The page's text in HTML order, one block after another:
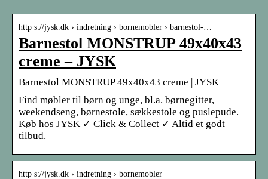
http s://jysk.dk › indretning › bornemobler › barnestol-…
Barnestol MONSTRUP 49x40x43
creme – JYSK
Barnestol MONSTRUP 49x40x43 creme | JYSK
Find møbler til børn og unge, bl.a. børnegitter,
weekendseng, børnestole, sækkestole og puslepude.
Køb hos JYSK ✓ Click & Collect ✓ Altid et godt
tilbud.
http s://jysk.dk › indretning › bornemobler